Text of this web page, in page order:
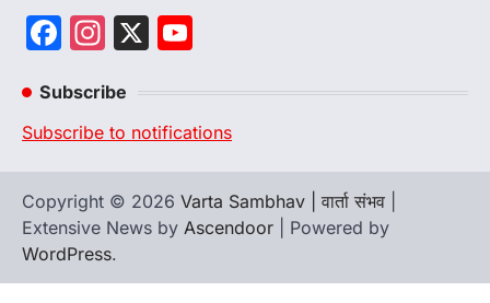
Facebook
Instagram
X
Subscribe
Subscribe to notifications
Copyright © 2026 Varta Sambhav | वार्ता संभव
Extensive News by Ascendoor | Powered by
WordPress.